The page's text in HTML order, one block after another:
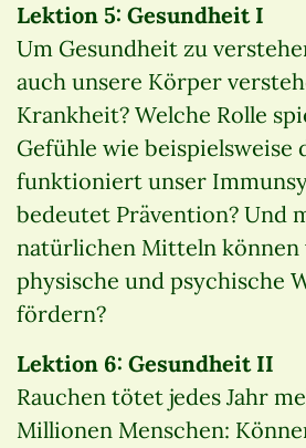
Lektion 5: Gesundheit I
Um Gesundheit zu
auch unsere Körper
Krankheit? Welche Rolle
Gefühle wie beispielsweise
funktioniert unser
bedeutet Prävention? Und
natürlichen Mitteln können
physische und psychische
fördern?
Lektion 6: Gesundheit II
Rauchen tötet jedes Jahr
Millionen Menschen: